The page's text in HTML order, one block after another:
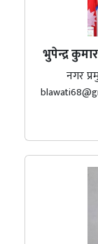
भुपेन्द्र
नगर